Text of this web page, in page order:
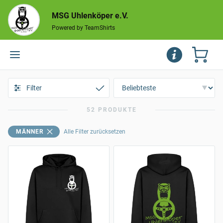
MSG Uhlenköper e.V.
Powered by TeamShirts
Filter
52 PRODUKTE
MÄNNER Alle Filter zurücksetzen